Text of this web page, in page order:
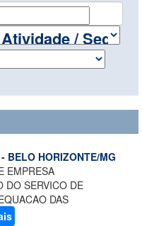
BELO HORIZONTE/MG
EMPRESA
DO SERVICO DE
DAS